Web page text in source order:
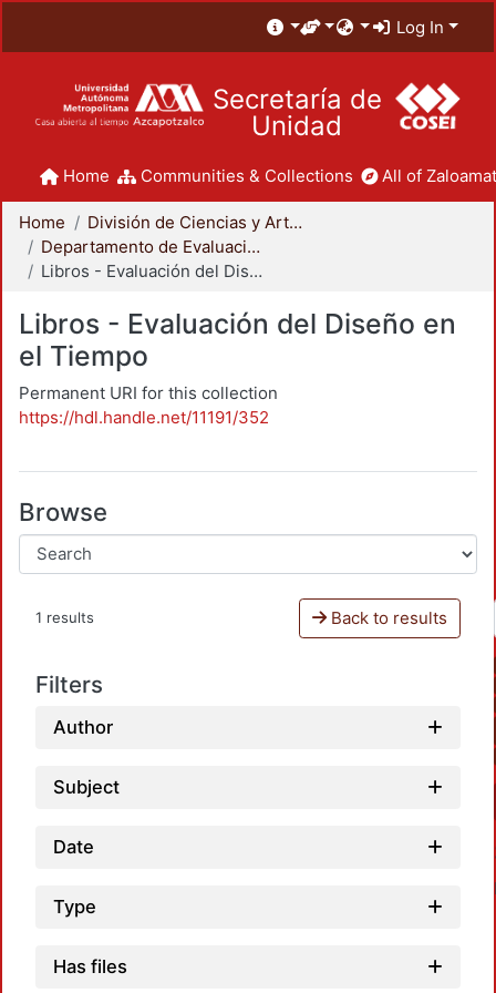
Log In
Secretaría de
Unidad
Home Communities & Collections All of
Home
División de Ciencias y Artes para el Diseño
Departamento de Evaluación del Diseño en el Tiempo
Libros - Evaluación del Diseño en el Tiempo
Libros - Evaluación del Diseño en
el Tiempo
Permanent URI for this collection
https://hdl.handle.net/11191/352
Browse
1 results Back to results
Filters
Author
Subject
Date
Type
Has files